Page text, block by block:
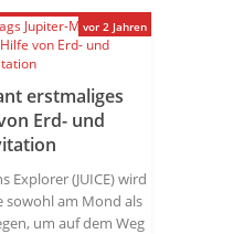
erstmaliges
Erd- und
Explorer (JUICE) wird
sowohl am Mond als
um auf dem Weg
vor 2 Jahren